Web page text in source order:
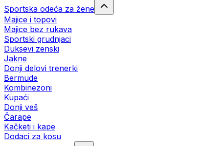
Sportska odeća za žene
Majice i topovi
Majice bez rukava
Sportski grudnjaci
Duksevi zenski
Jakne
Donji delovi trenerki
Bermude
Kombinezoni
Kupaći
Donji veš
Čarape
Kačketi i kape
Dodaci za kosu